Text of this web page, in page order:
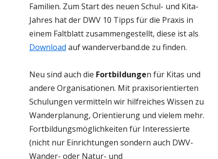
Familien. Zum Start des neuen Schul- und Kita-
Jahres hat der DWV 10 Tipps für die Praxis in
einem Faltblatt zusammengestellt, diese ist als
Download auf wanderverband.de zu finden.
Neu sind auch die Fortbildungen für Kitas und
andere Organisationen. Mit praxisorientierten
Schulungen vermitteln wir hilfreiches Wissen zu
Wanderplanung, Orientierung und vielem mehr.
Fortbildungsmöglichkeiten für Interessierte
(nicht nur Einrichtungen sondern auch DWV-
Wander- oder Natur- und